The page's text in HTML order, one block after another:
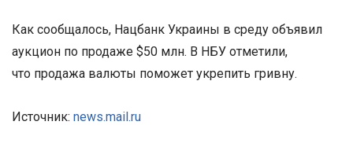
Как сообщалось, Нацбанк Украины в среду объявил
аукцион по продаже $50 млн. В НБУ отметили,
что продажа валюты поможет укрепить гривну.
Источник: news.mail.ru